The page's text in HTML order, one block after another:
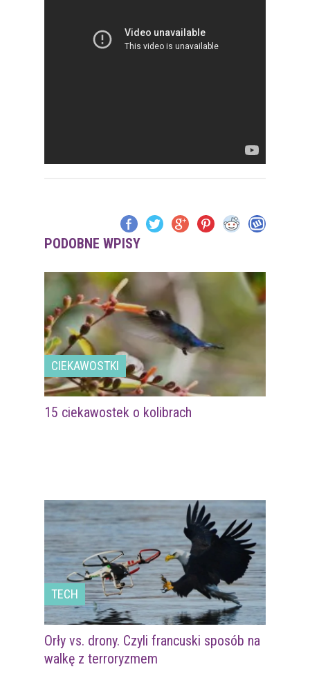
PODOBNE WPISY
CIEKAWOSTKI
15 ciekawostek o kolibrach
TECH
Orły vs. drony. Czyli francuski sposób na
walkę z terroryzmem